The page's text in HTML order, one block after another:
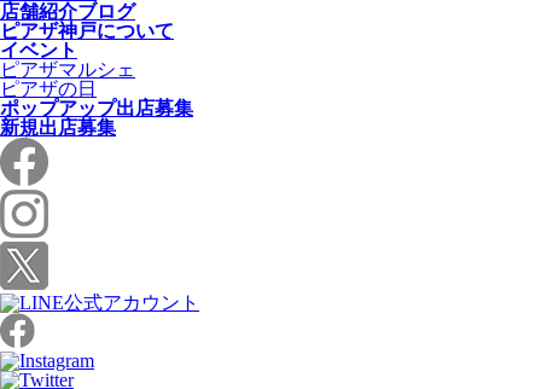
店舗紹介ブログ
ピアザ神戸について
イベント
ピアザマルシェ
ピアザの日
ポップアップ出店募集
新規出店募集